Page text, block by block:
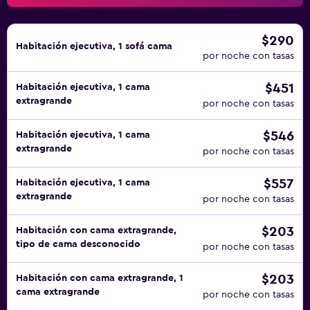
Habitación ejecutiva, 1 sofá cama $290
por noche con tasas
Habitación ejecutiva, 1 cama
extragrande
$451
por noche con tasas
Habitación ejecutiva, 1 cama
extragrande
$546
por noche con tasas
Habitación ejecutiva, 1 cama
extragrande
$557
por noche con tasas
Habitación con cama extragrande,
tipo de cama desconocido
$203
por noche con tasas
Habitación con cama extragrande, 1
cama extragrande
$203
por noche con tasas